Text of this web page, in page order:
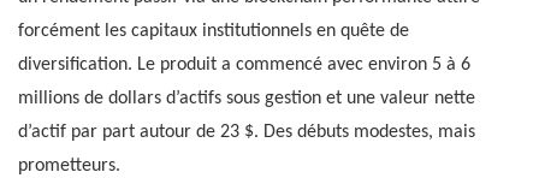
forcément les capitaux institutionnels en quête de
diversification. Le produit a commencé avec environ 5 à 6
millions de dollars d’actifs sous gestion et une valeur nette
d’actif par part autour de 23 $. Des débuts modestes, mais
prometteurs.